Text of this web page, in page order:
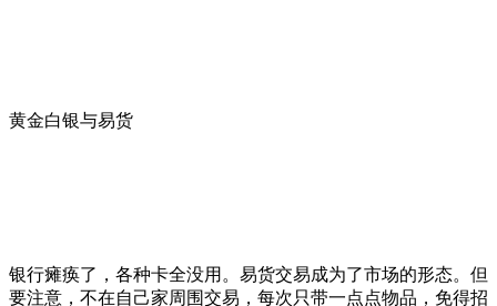
黄金白银与易货
银行瘫痪了，各种卡全没用。易货交易成为了市场的形态。但
要注意，不在自己家周围交易，每次只带一点点物品，免得招